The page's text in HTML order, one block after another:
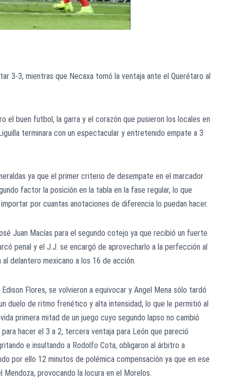
3-3, mientras que Necaxa tomó la ventaja ante el Querétaro al
el buen futbol, la garra y el corazón que pusieron los locales en
terminara con un espectacular y entretenido empate a 3
ya que el primer criterio de desempate en el marcador
factor la posición en la tabla en la fase regular, lo que
por cuantas anotaciones de diferencia lo puedan hacer.
Juan Macías para el segundo cotejo ya que recibió un fuerte
penal y el J.J. se encargó de aprovecharlo a la perfección al
delantero mexicano a los 16 de acción.
Flores, se volvieron a equivocar y Angel Mena sólo tardó
duelo de ritmo frenético y alta intensidad, lo que le permitió al
primera mitad de un juego cuyo segundo lapso no cambió
hacer el 3 a 2, tercera ventaja para León que pareció
e insultando a Rodolfo Cota, obligaron al árbitro a
por ello 12 minutos de polémica compensación ya que en ese
provocando la locura en el Morelos.